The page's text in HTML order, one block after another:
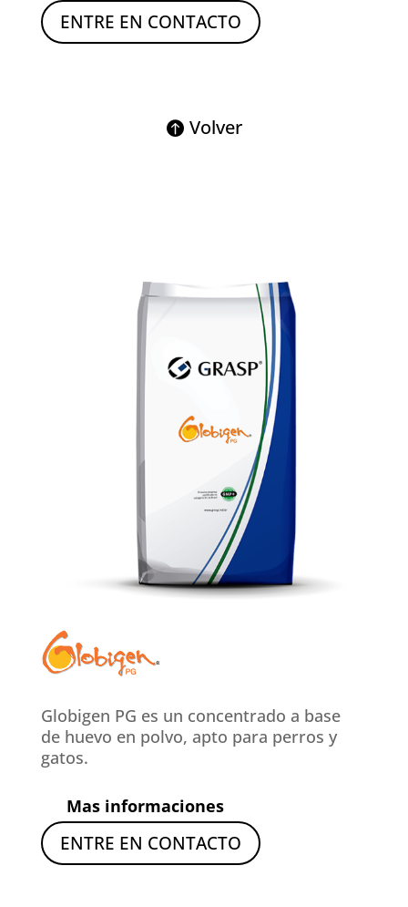
ENTRE EN CONTACTO
Volver
Globigen PG es un concentrado a base
de huevo en polvo, apto para perros y
gatos.
Mas informaciones
ENTRE EN CONTACTO